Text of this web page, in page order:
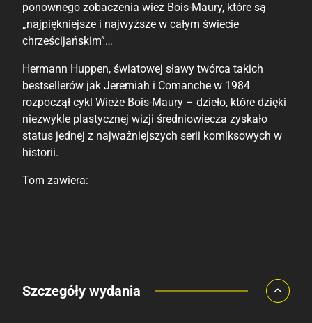
ponownego zobaczenia wież Bois-Maury, które są
„najpiękniejsze i najwyższe w całym świecie
chrześcijańskim”…
Hermann Huppen, światowej sławy twórca takich
bestsellerów jak Jeremiah i Comanche w 1984
rozpoczął cykl Wieże Bois-Maury – dzieło, które dzięki
niezwykle plastycznej wizji średniowiecza zyskało
status jednej z najważniejszych serii komiksowych w
historii.
Tom zawiera:
Porównaj ceny
Szczegóły wydania